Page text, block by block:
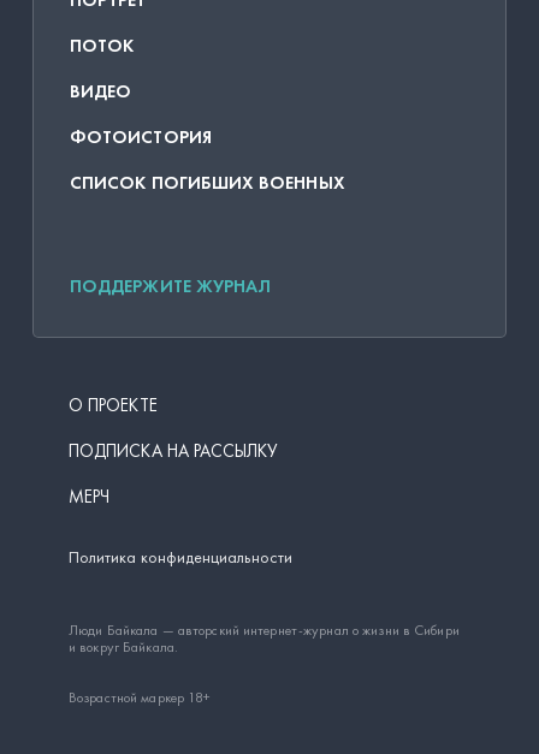
ПОТОК
ВИДЕО
ФОТОИСТОРИЯ
СПИСОК ПОГИБШИХ ВОЕННЫХ
ПОДДЕРЖИТЕ ЖУРНАЛ
О ПРОЕКТЕ
ПОДПИСКА НА РАССЫЛКУ
МЕРЧ
Политика конфиденциальности
Люди Байкала — авторский интернет-журнал о жизни в Сибири
и вокруг Байкала.
Возрастной маркер 18+